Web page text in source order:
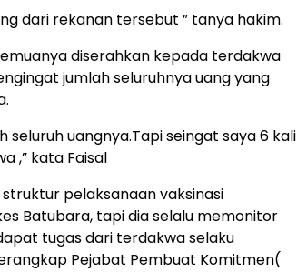
dari rekanan tersebut ” tanya hakim.
diserahkan kepada terdakwa
jumlah seluruhnya uang yang
seluruh uangnya.Tapi seingat saya 6 kali
,” kata Faisal
pelaksanaan vaksinasi
Batubara, tapi dia selalu memonitor
tugas dari terdakwa selaku
Pejabat Pembuat Komitmen(